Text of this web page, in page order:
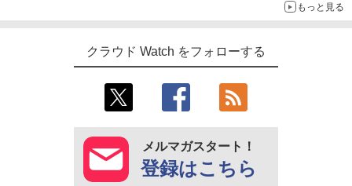
もっと見る
クラウド Watch をフォローする
メルマガスタート！
登録はこちら